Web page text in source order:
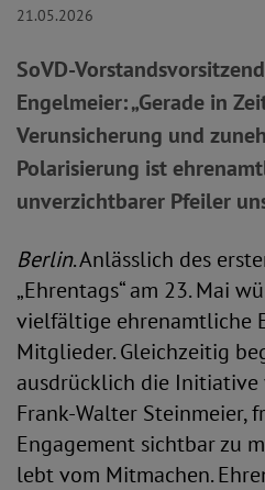
21.05.2026
SoVD-
Engelmeier: „Gerade in
Verunsicherung und
Polarisierung ist
unverzichtbarer Pfeiler
Berlin. Anlässlich des
„Ehrentags“ am 23. Mai
vielfältige ehrenamtliche
Mitglieder. Gleichzeitig
ausdrücklich die Initiative
Frank-Walter Steinmeier,
Engagement sichtbar zu
lebt vom Mitmachen.